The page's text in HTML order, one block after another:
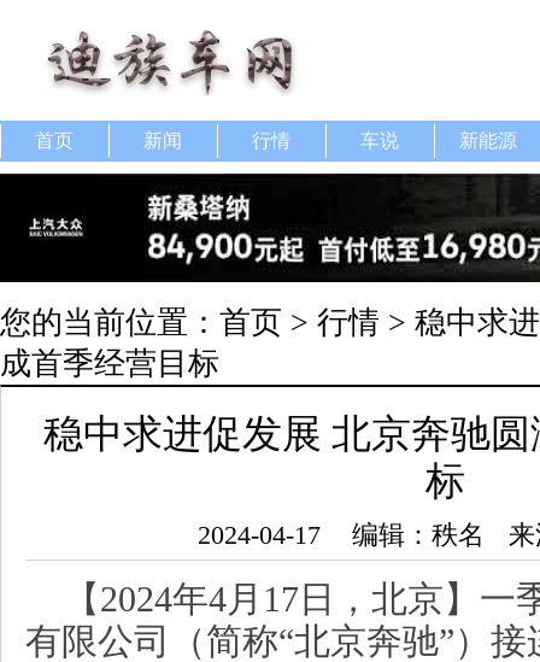
首页 新闻 行情 车说 新能源
您的当前位置： 首页 > 行情 > 稳中求
成首季经营目标
稳中求进促发展 北京奔驰
标
2024-04-17 编辑：秩名
【2024年4月17日，北京】
有限公司（简称“北京奔驰”）